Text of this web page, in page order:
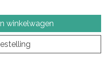
winkelwagen